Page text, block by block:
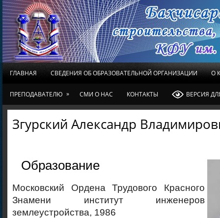
ГЛАВНАЯ СВЕДЕНИЯ ОБ ОБРАЗОВАТЕЛЬНОЙ ОРГАНИЗАЦИИ О
ПРЕПОДАВАТЕЛЮ » СМИ О НАС КОНТАКТЫ ВЕРСИЯ
Згурский Александр
Образование
Московский Ордена Трудового Красного
Знамени институт инженеров
землеустройства, 1986